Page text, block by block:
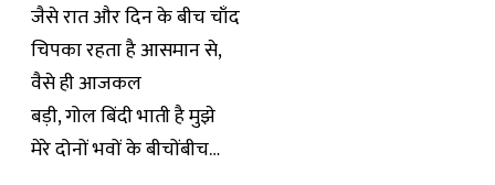
जैसे रात और दिन के बीच चाँद
चिपका रहता है आसमान से,
वैसे ही आजकल
बड़ी, गोल बिंदी भाती है मुझे
मेरे दोनों भवों के बीचोंबीच…